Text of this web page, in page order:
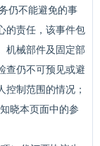
仍不能避免的事
的责任，该事件包
机械部件及固定部
查仍不可预见或避
制范围的情况；
晓本页面中的参